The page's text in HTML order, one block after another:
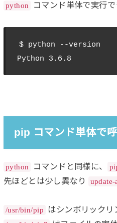
python コマンド単体で実行
$ python --version
pip コマンド単体で
python コマンドと同様に、
先ほどとは少し異なり
/usr/bin/pip はシンボリックリ